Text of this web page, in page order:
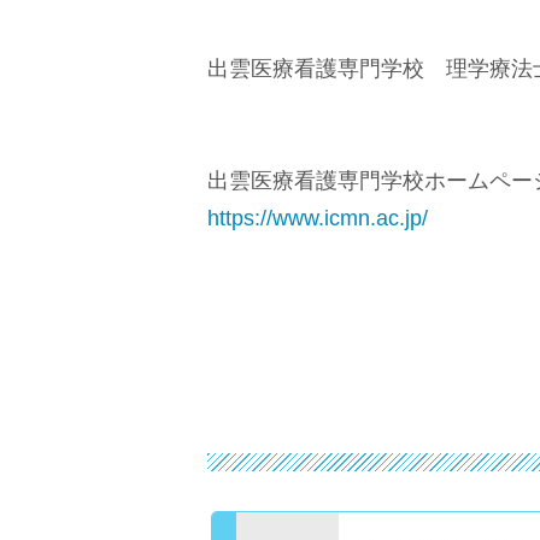
出雲医療看護専門学校 理学療法
出雲医療看護専門学校ホームペー
https://www.icmn.ac.jp/